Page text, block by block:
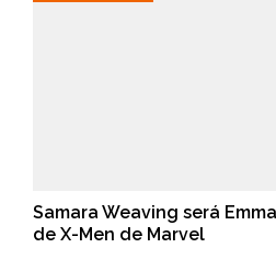
Samara Weaving será
de X-Men de Marvel